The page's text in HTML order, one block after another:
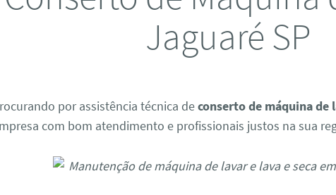
Jaguaré SP
por assistência técnica deconserto de máquina de
com bom atendimento e profissionais justos na sua